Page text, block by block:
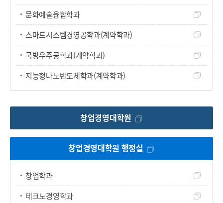
문화예술융합학과
스마트시스템경영공학과(계약학과)
국방우주공학과(계약학과)
지능형나노반도체학과(계약학과)
창업경영대학원
창업경영대학원 행정실
창업학과
테크노경영학과